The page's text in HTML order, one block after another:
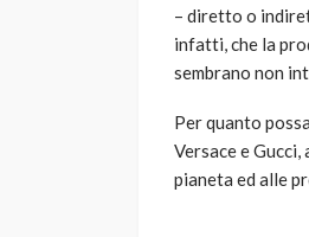
– diretto o
infatti, che la
sembrano non
Per quanto
Versace e
pianeta ed alle